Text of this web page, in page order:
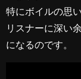
特にボイルの思
リスナーに深い
になるのです。